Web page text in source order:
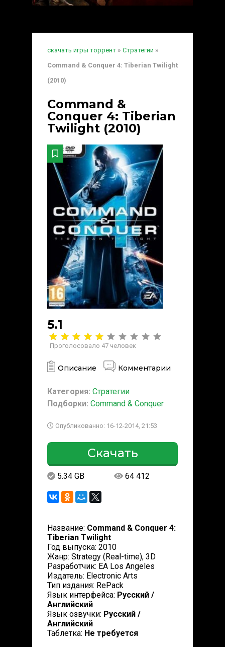
скачать игры торрент » Стратегии »
Command & Conquer 4: Tiberian Twilight
(2010)
Command &
Conquer 4: Tiberian
Twilight (2010)
5.1
Проголосовало 47 человек
Описание Комментарии
Категория: Стратегии
Подборки: Command & Conquer
Опубликованно: 16-12-2014, 21:53
Скачать
5.34 GB 64 412
Название: Command & Conquer 4:
Tiberian Twilight
Год выпуска: 2010
Жанр: Strategy (Real-time), 3D
Разработчик: EA Los Angeles
Издатель: Electronic Arts
Тип издания: RePack
Язык интерфейса: Русский /
Английский
Язык озвучки: Русский /
Английский
Таблетка: Не требуется